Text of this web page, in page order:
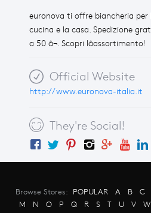
euronova ti offre biancheria per
cucina e la casa. Spedizione
a 50 â¬. Scopri lâassortimento!
Official Website
http://www.euronova-italia.it
They're Social!
Browse Stores: POPULAR A B C
M
N O P Q R S T U V W